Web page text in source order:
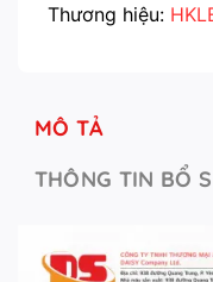
Thương hiệu:
MÔ TẢ
THÔNG TIN BỔ